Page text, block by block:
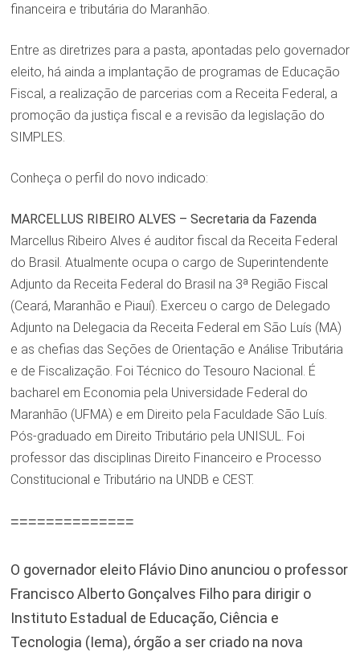
financeira e tributária do Maranhão.
Entre as diretrizes para a pasta, apontadas pelo governador
eleito, há ainda a implantação de programas de Educação
Fiscal, a realização de parcerias com a Receita Federal, a
promoção da justiça fiscal e a revisão da legislação do
SIMPLES.
Conheça o perfil do novo indicado:
MARCELLUS RIBEIRO ALVES – Secretaria da Fazenda
Marcellus Ribeiro Alves é auditor fiscal da Receita Federal
do Brasil. Atualmente ocupa o cargo de Superintendente
Adjunto da Receita Federal do Brasil na 3ª Região Fiscal
(Ceará, Maranhão e Piauí). Exerceu o cargo de Delegado
Adjunto na Delegacia da Receita Federal em São Luís (MA)
e as chefias das Seções de Orientação e Análise Tributária
e de Fiscalização. Foi Técnico do Tesouro Nacional. É
bacharel em Economia pela Universidade Federal do
Maranhão (UFMA) e em Direito pela Faculdade São Luís.
Pós-graduado em Direito Tributário pela UNISUL. Foi
professor das disciplinas Direito Financeiro e Processo
Constitucional e Tributário na UNDB e CEST.
==============
O governador eleito Flávio Dino anunciou o professor
Francisco Alberto Gonçalves Filho para dirigir o
Instituto Estadual de Educação, Ciência e
Tecnologia (Iema), órgão a ser criado na nova